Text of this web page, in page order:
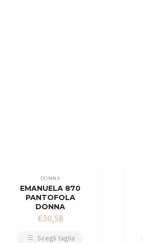
DONNA
EMANUELA 870
PANTOFOLA
DONNA
€30,58
Scegli taglia